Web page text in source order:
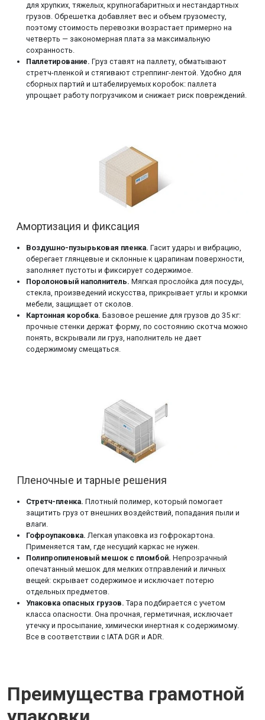
для хрупких, тяжелых, крупногабаритных и нестандартных
грузов. Обрешетка добавляет вес и объем грузоместу,
поэтому стоимость перевозки возрастает примерно на
четверть — закономерная плата за максимальную
сохранность.
Паллетирование. Груз ставят на паллету, обматывают
стретч-пленкой и стягивают стреппинг-лентой. Удобно для
сборных партий и штабелируемых коробок: паллета
упрощает работу погрузчиком и снижает риск повреждений.
Амортизация и фиксация
Воздушно-пузырьковая пленка. Гасит удары и вибрацию,
оберегает глянцевые и склонные к царапинам поверхности,
заполняет пустоты и фиксирует содержимое.
Поролоновый наполнитель. Мягкая прослойка для посуды,
стекла, произведений искусства, прикрывает углы и кромки
мебели, защищает от сколов.
Картонная коробка. Базовое решение для грузов до 35 кг:
прочные стенки держат форму, по состоянию скотча можно
понять, вскрывали ли груз, наполнитель не дает
содержимому смещаться.
Пленочные и тарные решения
Стретч-пленка. Плотный полимер, который помогает
защитить груз от внешних воздействий, попадания пыли и
влаги.
Гофроупаковка. Легкая упаковка из гофрокартона.
Применяется там, где несущий каркас не нужен.
Полипропиленовый мешок с пломбой. Непрозрачный
опечатанный мешок для мелких отправлений и личных
вещей: скрывает содержимое и исключает потерю
отдельных предметов.
Упаковка опасных грузов. Тара подбирается с учетом
класса опасности. Она прочная, герметичная, исключает
утечку и просыпание, химически инертная к содержимому.
Все в соответствии с IATA DGR и ADR.
Преимущества грамотной